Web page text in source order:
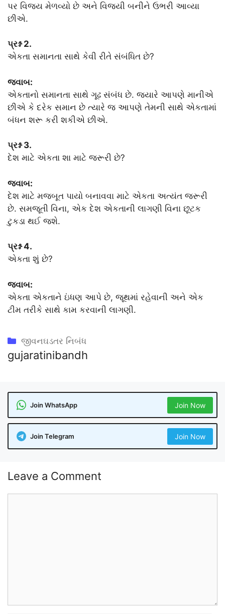
પર વિજય મેળવ્યો છે અને વિજયી બનીને ઉભરી આવ્યા
છીએ.
પ્રશ્ન 2.
એકતા સમાનતા સાથે કેવી રીતે સંબંધિત છે?
જવાબ:
એકતાનો સમાનતા સાથે ગૂઢ સંબંધ છે. જ્યારે આપણે માનીએ
છીએ કે દરેક સમાન છે ત્યારે જ આપણે તેમની સાથે એકતામાં
બંધન શરૂ કરી શકીએ છીએ.
પ્રશ્ન 3.
દેશ માટે એકતા શા માટે જરૂરી છે?
જવાબ:
દેશ માટે મજબૂત પાયો બનાવવા માટે એકતા અત્યંત જરૂરી
છે. સમજૂતી વિના, એક દેશ એકતાની લાગણી વિના છૂટક
ટુકડા થઈ જશે.
પ્રશ્ન 4.
એકતા શું છે?
જવાબ:
એકતા એકતાને ઇંધણ આપે છે, જૂથમાં રહેવાની અને એક
ટીમ તરીકે સાથે કામ કરવાની લાગણી.
Categories
જીવનઘડતર નિબંધ
gujaratinibandh
Join WhatsApp Join Now
Join Telegram Join Now
Leave a Comment